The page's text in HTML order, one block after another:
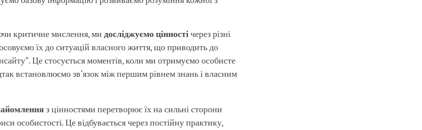
критичне мислення, мидосліджуємо цінностічерез різні
їх до ситуацій власного життя, що приводить до
Це стосується моментів, коли ми отримуємо особисте
встановлюємо зв’язок між першим рівнем знань і власним
з цінностями перетворює їх на сильні сторони
особистості. Це відбувається через постійну практику,